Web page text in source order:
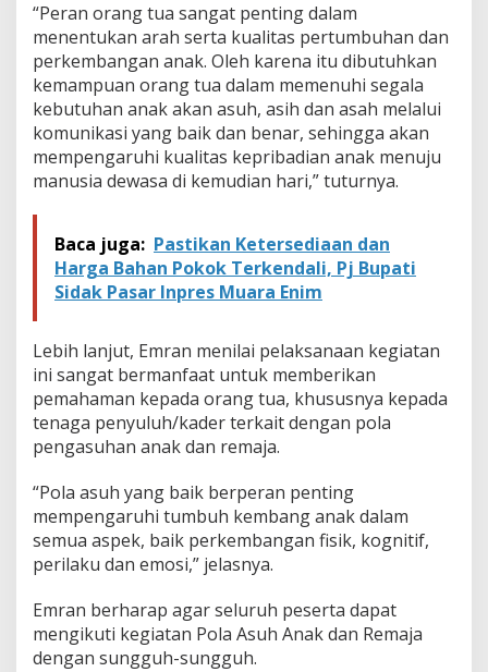
“Peran orang tua sangat penting dalam
menentukan arah serta kualitas pertumbuhan dan
perkembangan anak. Oleh karena itu dibutuhkan
kemampuan orang tua dalam memenuhi segala
kebutuhan anak akan asuh, asih dan asah melalui
komunikasi yang baik dan benar, sehingga akan
mempengaruhi kualitas kepribadian anak menuju
manusia dewasa di kemudian hari,” tuturnya.
Baca juga: Pastikan Ketersediaan dan
Harga Bahan Pokok Terkendali, Pj Bupati
Sidak Pasar Inpres Muara Enim
Lebih lanjut, Emran menilai pelaksanaan kegiatan
ini sangat bermanfaat untuk memberikan
pemahaman kepada orang tua, khususnya kepada
tenaga penyuluh/kader terkait dengan pola
pengasuhan anak dan remaja.
“Pola asuh yang baik berperan penting
mempengaruhi tumbuh kembang anak dalam
semua aspek, baik perkembangan fisik, kognitif,
perilaku dan emosi,” jelasnya.
Emran berharap agar seluruh peserta dapat
mengikuti kegiatan Pola Asuh Anak dan Remaja
dengan sungguh-sungguh.